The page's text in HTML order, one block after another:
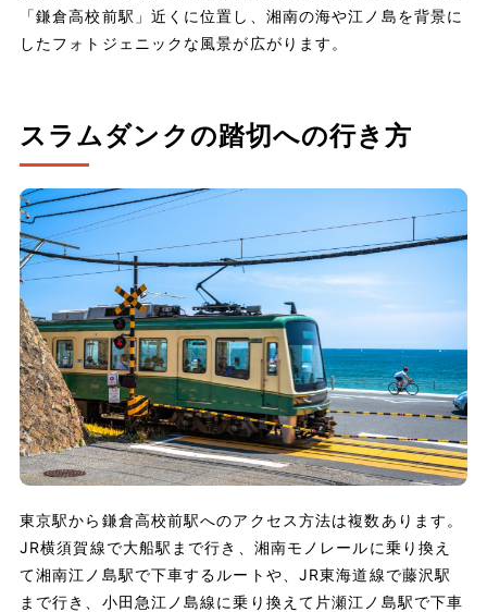
「鎌倉高校前駅」近くに位置し、湘南の海や江ノ島を背景に
したフォトジェニックな風景が広がります。
スラムダンクの踏切への行き方
東京駅から鎌倉高校前駅へのアクセス方法は複数あります。
JR横須賀線で大船駅まで行き、湘南モノレールに乗り換え
て湘南江ノ島駅で下車するルートや、JR東海道線で藤沢駅
まで行き、小田急江ノ島線に乗り換えて片瀬江ノ島駅で下車